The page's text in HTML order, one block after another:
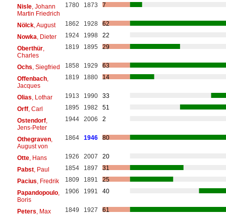
Nisle, Johann
Martin Friedrich
1780 1873 7
Nölck, August 1862 1928
62
Nowka , Dieter 1924 1998
22
Oberthür,
Charles
1819 1895 29
Ochs , Siegfried 1858 1929
63
Offenbach,
Jacques
1819 1880 14
Olias , Lothar 1913 1990
33
Orff, Carl 1895 1982
51
Ostendorf,
Jens-Peter
1944 2006 2
Othegraven,
August von
1864 1946 80
Otte, Hans 1926 2007
20
Pabst, Paul 1854 1897
31
Pacius , Fredrik 1809 1891
25
Papandopoulo,
Boris
1906 1991 40
Peters , Max 1849 1927
61